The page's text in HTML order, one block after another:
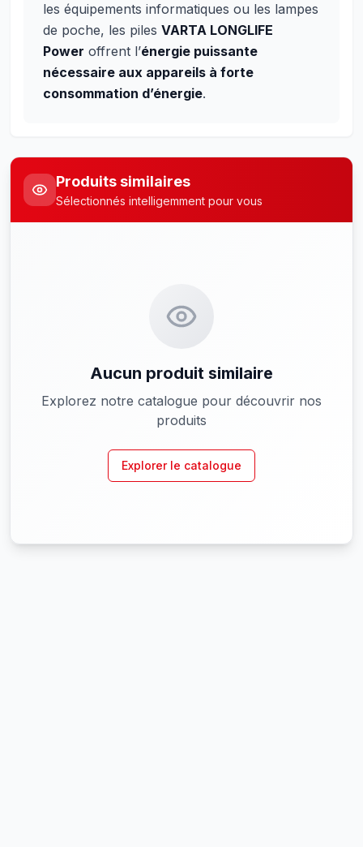
les équipements informatiques ou les lampes
de poche, les piles VARTA LONGLIFE
Power offrent l’énergie puissante
nécessaire aux appareils à forte
consommation d’énergie.
Produits similaires
Sélectionnés intelligemment pour vous
Aucun produit similaire
Explorez notre catalogue pour découvrir nos
produits
Explorer le catalogue